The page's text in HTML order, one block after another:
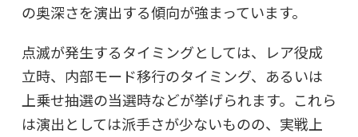
の奥深さを演出する傾向が強まっています。
点滅が発生するタイミングとしては、レア役成
立時、内部モード移行のタイミング、あるいは
上乗せ抽選の当選時などが挙げられます。これら
は演出としては派手さが少ないものの、実戦上